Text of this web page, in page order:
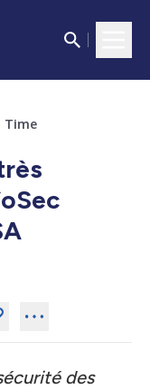
Time
des